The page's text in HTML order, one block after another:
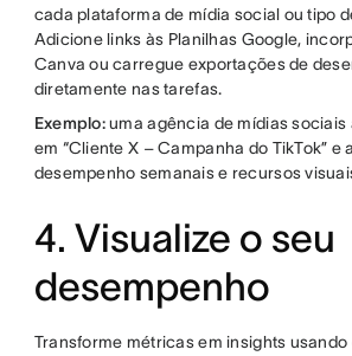
cada plataforma de mídia social ou tipo
Adicione links às Planilhas Google,
Canva ou carregue exportações de
diretamente nas tarefas.
Exemplo:uma agência de mídias sociais
em “Cliente X – Campanha do TikTok” e
desempenho semanais e recursos
4. Visualize o seu
desempenho
Transforme métricas em insights usando